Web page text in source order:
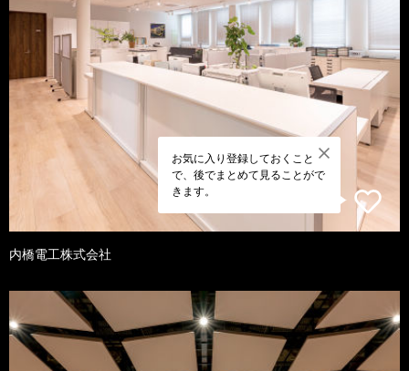
お気に入り登録しておくこと
で、後でまとめて見ることがで
きます。
内橋電工株式会社